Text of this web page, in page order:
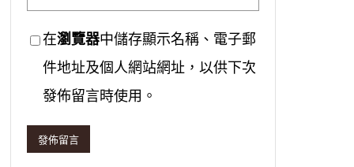
在瀏覽器中儲存顯示名稱、電子郵
件地址及個人網站網址，以供下次
發佈留言時使用。